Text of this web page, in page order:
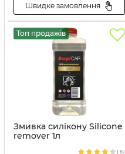
Швидке замовлення
Топ продажів
Змивка силікону Silicone
remover 1л
( 8)